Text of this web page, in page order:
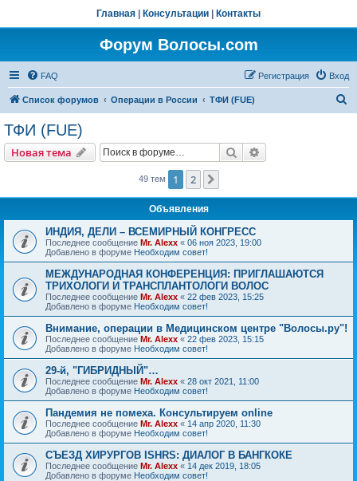
Главная Консультации Контакты
Форум Волосы.com
FAQ Вход
Регистрация
Список форумов Операции в России ТФИ (FUE)
ТФИ (FUE)
Новая тема Поиск
49 тем 1 2
Объявления
ИНДИЯ, ДЕЛИ – ВСЕМИРНЫЙ КОНГРЕСС
Последнее сообщение Mr. Alexx « 06 ноя 2023, 19:00
Добавлено в форуме Необходим совет!
МЕЖДУНАРОДНАЯ КОНФЕРЕНЦИЯ: ПРИГЛАШАЮТСЯ
ТРИХОЛОГИ И ТРАНСПЛАНТОЛОГИ ВОЛОС
Последнее сообщение Mr. Alexx « 22 фев 2023, 15:25
Добавлено в форуме Необходим совет!
Внимание, операции в Медицинском центре "Волосы.ру"!
Последнее сообщение Mr. Alexx « 22 фев 2023, 15:15
Добавлено в форуме Необходим совет!
29-й, "ГИБРИДНЫЙ"…
Последнее сообщение Mr. Alexx « 28 окт 2021, 11:00
Добавлено в форуме Необходим совет!
Пандемия не помеха. Консультируем online
Последнее сообщение Mr. Alexx « 14 апр 2020, 11:30
Добавлено в форуме Необходим совет!
СЪЕЗД ХИРУРГОВ ISHRS: ДИАЛОГ В БАНГКОКЕ
Последнее сообщение Mr. Alexx « 14 дек 2019, 18:05
Добавлено в форуме Необходим совет!